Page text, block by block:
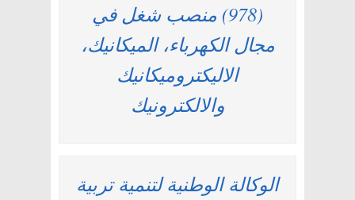
(978) منصب شغل في
مجال الكهرباء، الميكانيك،
الاليكتروميكانيك
والالكترونيك
الوكالة الوطنية لتنمية تربية